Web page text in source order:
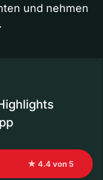
und nehmen
★ 4.4 von 5